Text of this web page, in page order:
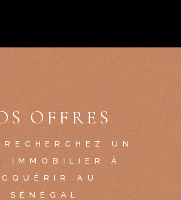
OFFRES
UN
IMMOBILIER À
AU
SÉNÉGAL